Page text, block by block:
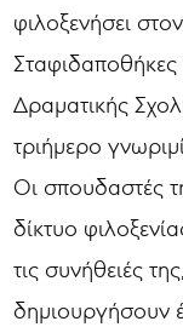
φιλοξενήσει
Σταφιδαποθήκες
Δραματικής
τριήμερο
Οι σπουδαστές
δίκτυο
τις συνήθειές
δημιουργήσουν